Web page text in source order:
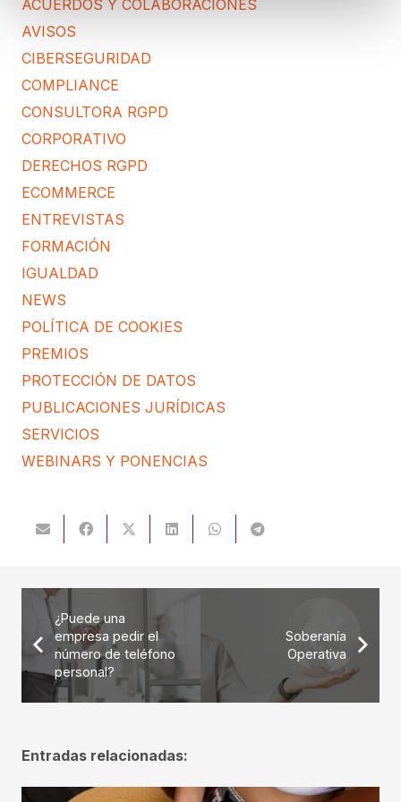
ACUERDOS Y COLABORACIONES
AVISOS
CIBERSEGURIDAD
COMPLIANCE
CONSULTORA RGPD
CORPORATIVO
DERECHOS RGPD
ECOMMERCE
ENTREVISTAS
FORMACIÓN
IGUALDAD
NEWS
POLÍTICA DE COOKIES
PREMIOS
PROTECCIÓN DE DATOS
PUBLICACIONES JURÍDICAS
SERVICIOS
WEBINARS Y PONENCIAS
¿Puede una
empresa pedir el
número de teléfono
personal?
Soberanía
Operativa
Entradas relacionadas: